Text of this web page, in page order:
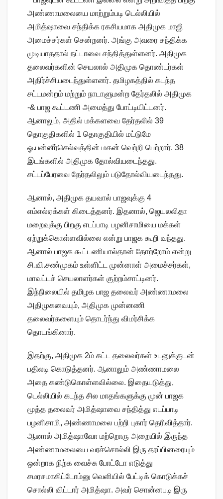
அண்ணாமலையை மாற்றும்படி டெல்லியில்
அமித்ஷாவை சந்திக்க ரகசியமாக அதிமுக மாஜி
அமைச்சர்கள் சென்றனர். அங்கு அவரை சந்திக்க
முடியாததால் நட்டாவை சந்தித்துள்ளனர். அதிமுக
தலைவர்களின் செயலால் அதிமுக தொண்டர்கள்
அதிர்ச்சியடைந்துள்ளனர். தமிழகத்தில் கடந்த
சட்டமன்றம் மற்றும் நாடாளுமன்ற தேர்தலில் அதிமுக
-& பாஜ கூட்டணி அமைத்து போட்டியிட்டனர்.
ஆனாலும், அதில் மக்களவை தேர்தலில் 39
தொகுதிகளில் 1 தொகுதியில் மட்டுமே
ஓ.பன்னீர்செல்வத்தின் மகன் வெற்றி பெற்றார். 38
இடங்களில் அதிமுக தோல்வியடைந்தது.
சட்டப்பேரவை தேர்தலிலும் படுதோல்வியடைந்தது.
ஆனால், அதிமுக தயவால் பாஜவுக்கு 4
எம்எல்ஏக்கள் கிடைத்தனர். இதனால், ஜெயலலிதா
மறைவுக்கு பிறகு எடப்பாடி பழனிசாமியை மக்கள்
ஏற்றுக்கொள்ளவில்லை என்று பாஜக கூறி வந்தது.
ஆனால் பாஜக கூட்டணியால்தான் தோற்றோம் என்று
சி.வி.சண்முகம் உள்ளிட்ட முன்னாள் அமைச்சர்கள்,
மாவட்டச் செயலாளர்கள் குற்றம்சாட்டினர்.
இந்நிலையில் தமிழக பாஜ தலைவர் அண்ணாமலை
அதிமுகவையும், அதிமுக முன்னணி
தலைவர்களையும் தொடர்ந்து விமர்சிக்க
தொடங்கினார்.
இதற்கு, அதிமுக 2ம் கட்ட தலைவர்கள் உடனுக்குடன்
பதிலடி கொடுத்தனர். ஆனாலும் அண்ணாமலை
அதை கண்டுகொள்ளவில்லை. இதையடுத்து,
டெல்லியில் கடந்த சில மாதங்களுக்கு முன் பாஜக
மூத்த தலைவர் அமித்ஷாவை சந்தித்து எடப்பாடி
பழனிசாமி, அண்ணாமலை பற்றி புகார் தெரிவித்தார்.
ஆனால் அமித்ஷாவோ மற்றொரு அறையில் இருந்த
அண்ணாமலையை வரச்சொல்லி இரு தரப்பினரையும்
ஒன்றாக நிற்க வைச்சு போட்டோ எடுத்து
சமரசமாகிட்டோம்னு வெளியில் பேட்டிக் கொடுக்கச்
சொல்லி விட்டார் அமித்ஷா. அவர் சொன்னபடி இரு